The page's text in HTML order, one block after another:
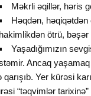
Məkrli əqillər, həris
Həqdən,
hakimlikdən ötrü, bəşər
Yaşadığımızın
Ancaq
Yer kürəsi
“təqvimlər tarixinə”